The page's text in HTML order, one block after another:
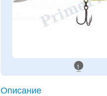
1
Описание